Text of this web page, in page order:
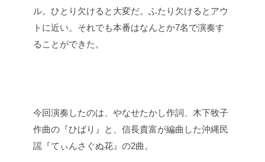
ル。ひとり欠けると大変だ。ふたり欠けるとアウ
トに近い。それでも本番はなんとか7名で演奏す
ることができた。
今回演奏したのは、やなせたかし作詞、木下牧子
作曲の『ひばり』と、信長貴富が編曲した沖縄民
謡『てぃんさぐぬ花』の2曲。